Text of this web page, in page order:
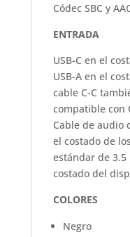
Códec SBC y
ENTRADA
USB-C en el
USB-A en el
cable C-C
compatible con
Cable de audio
el costado de
estándar de
costado del
COLORES
Negro